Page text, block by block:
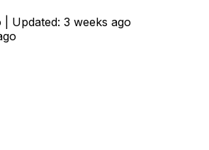
Updated: 3 weeks ago